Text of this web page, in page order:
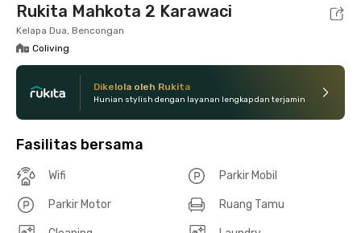
Rukita Mahkota 2 Karawaci
Kelapa Dua, Bencongan
Coliving
Dikelola oleh Rukita
Hunian stylish dengan layanan lengkap dan terjamin
Fasilitas bersama
Wifi Parkir Mobil
Parkir Motor Ruang Tamu